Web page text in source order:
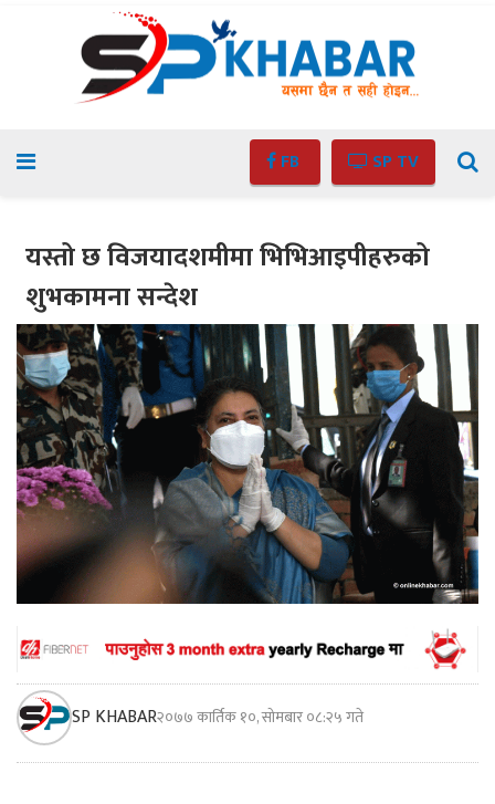
FB SP TV
यस्तो छ विजयादशमीमा भिभिआइपीहरुको
शुभकामना सन्देश
SP KHABAR२०७७ कार्तिक १०, सोमबार ०८:२५ गते